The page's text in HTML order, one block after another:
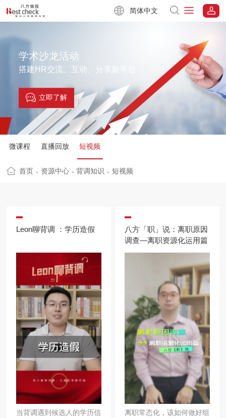
简体中文
学术沙龙活动
搭建HR交流、互动、分享新平台
立即了解
微课程 直播回放 短视频
首页 - 资源中心 - 背调知识 - 短视频
Leon聊背调 ：学历造假
当背调遇到候选人的学历信
八方「职」说：离职原因
调查—离职资源化运用篇
离职常态化，该如何做好组